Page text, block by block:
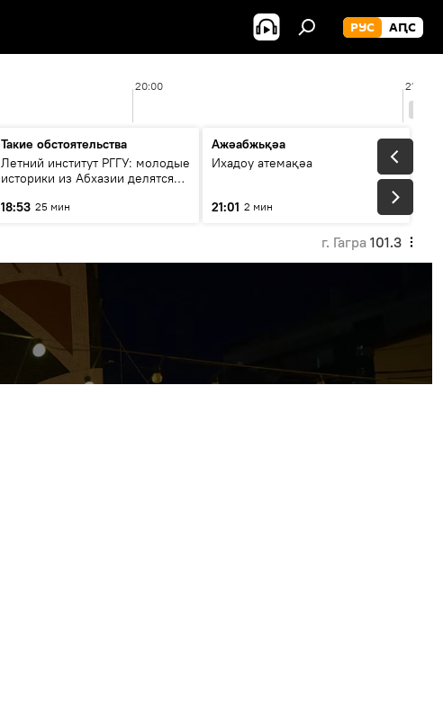
РУС АԤС
20:00 21:00
Такие обстоятельства
Летний институт РГГУ: молодые
историки из Абхазии делятся
18:53 25 мин
Ажәабжьқәа
Ихадоу атемақәа
21:01 2 мин
г. Гагра 101.3